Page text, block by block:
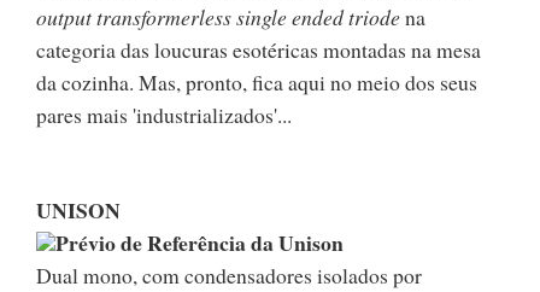
output transformerless single ended triodena
categoria das loucuras esotéricas montadas na mesa
da cozinha. Mas, pronto, fica aqui no meio dos seus
pares mais 'industrializados'...
UNISON
Prévio de Referência da Unison
Dual mono, com condensadores isolados por